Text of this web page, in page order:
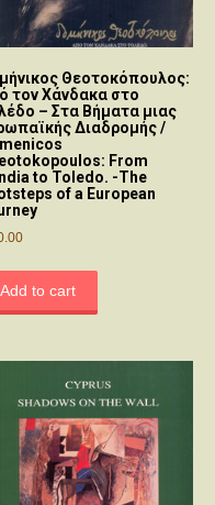
Θεοτοκόπουλος:
τον Χάνδακα στο
– Στα Βήματα μιας
Διαδρομής /
From
to Toledo. -The
of a European
Add to cart